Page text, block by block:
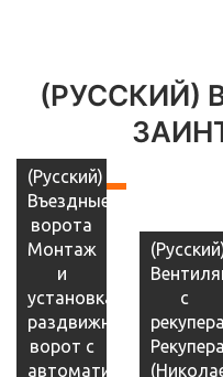
(РУССКИЙ)
(Русский)
Въездные
ворота
Монтаж
и
установка
раздвижных
ворот с
автоматикой
с